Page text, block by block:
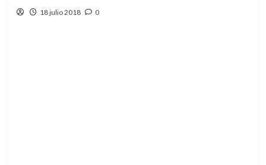
18 julio 2018 0